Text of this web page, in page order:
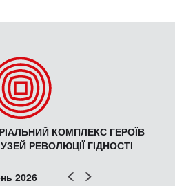
КОМПЛЕКС ГЕРОЇВ
РЕВОЛЮЦІЇ ГІДНОСТІ
Попер
2026